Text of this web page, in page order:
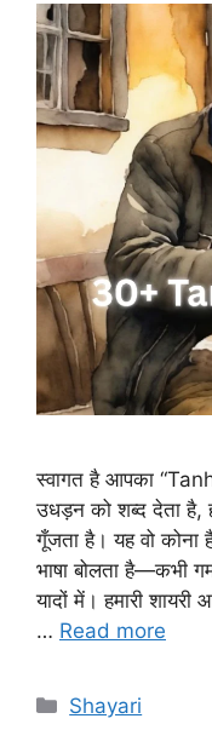
स्वागत है आपका
उधड़न को शब्द देता है,
गूँजता है। यह वो
भाषा बोलता है—कभी
यादों में। हमारी
… Read more
Categories
Shayari